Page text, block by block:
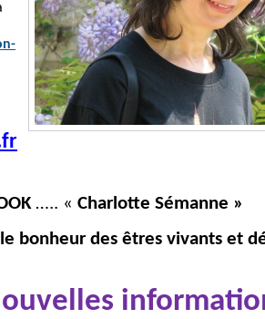
….. « Charlotte Sémanne »
bonheur des êtres vivants et